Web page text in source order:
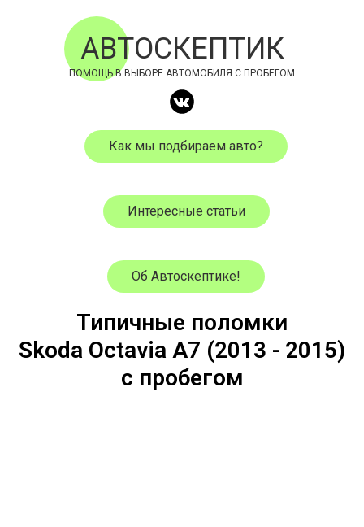
АВТОСКЕПТИК
ПОМОЩЬ В ВЫБОРЕ АВТОМОБИЛЯ С ПРОБЕГОМ
Как мы подбираем авто?
Интересные статьи
Об Автоскептике!
Типичные поломки
Skoda Octavia A7 (2013 - 2015)
с пробегом